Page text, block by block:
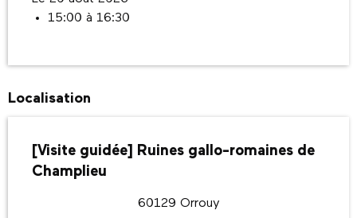
15:00 à 16:30
Localisation
[Visite guidée] Ruines gallo-romaines de
Champlieu
60129 Orrouy